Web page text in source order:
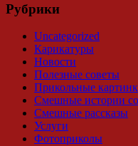
Рубрики
Uncategorized
Карикатуры
Новости
Полезные советы
Прикольные
Смешные истории
Смешные рассказы
Услуги
Фотоприколы